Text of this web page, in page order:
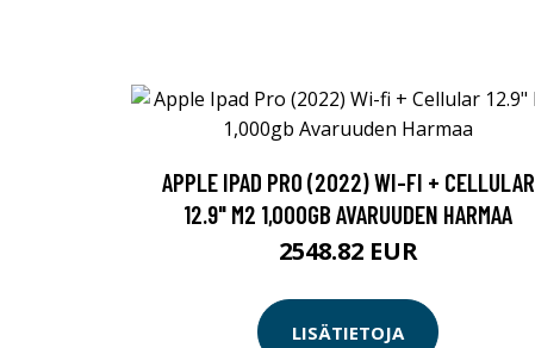
APPLE IPAD PRO (2022) WI-FI + CELLULAR
12.9" M2 1,000GB AVARUUDEN HARMAA
2548.82 EUR
LISÄTIETOJA